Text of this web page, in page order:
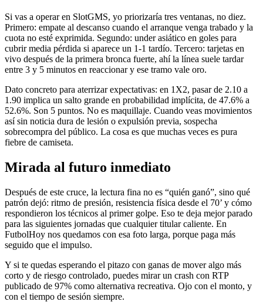
Si vas a operar en SlotGMS, yo priorizaría tres ventanas, no diez.
Primero: empate al descanso cuando el arranque venga trabado y la
cuota no esté exprimida. Segundo: under asiático en goles para
cubrir media pérdida si aparece un 1-1 tardío. Tercero: tarjetas en
vivo después de la primera bronca fuerte, ahí la línea suele tardar
entre 3 y 5 minutos en reaccionar y ese tramo vale oro.
Dato concreto para aterrizar expectativas: en 1X2, pasar de 2.10 a
1.90 implica un salto grande en probabilidad implícita, de 47.6% a
52.6%. Son 5 puntos. No es maquillaje. Cuando veas movimientos
así sin noticia dura de lesión o expulsión previa, sospecha
sobrecompra del público. La cosa es que muchas veces es pura
fiebre de camiseta.
Mirada al futuro inmediato
Después de este cruce, la lectura fina no es “quién ganó”, sino qué
patrón dejó: ritmo de presión, resistencia física desde el 70’ y cómo
respondieron los técnicos al primer golpe. Eso te deja mejor parado
para las siguientes jornadas que cualquier titular caliente. En
FutbolHoy nos quedamos con esa foto larga, porque paga más
seguido que el impulso.
Y si te quedas esperando el pitazo con ganas de mover algo más
corto y de riesgo controlado, puedes mirar un crash con RTP
publicado de 97% como alternativa recreativa. Ojo con el monto, y
con el tiempo de sesión siempre.